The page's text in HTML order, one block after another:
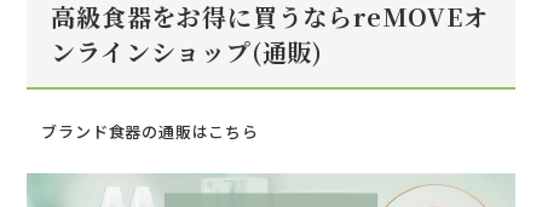
高級食器をお得に買うならreMOVEオ
ンラインショップ(通販)
ブランド食器の通販はこちら